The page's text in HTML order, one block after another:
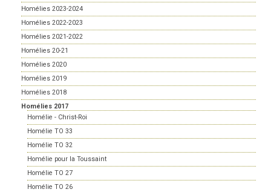
Homélies 2023-2024
Homélies 2022-2023
Homélies 2021-2022
Homélies 20-21
Homélies 2020
Homélies 2019
Homélies 2018
Homélies 2017
Homélie - Christ-Roi
Homélie TO 33
Homélie TO 32
Homélie pour la Toussaint
Homélie TO 27
Homélie TO 26